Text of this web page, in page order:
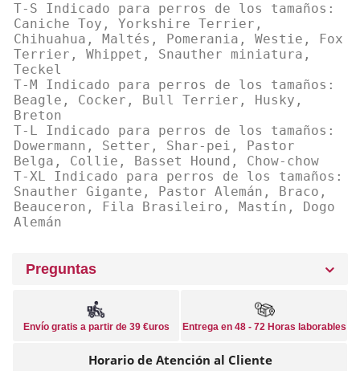
T-S Indicado para perros de los tamaños:
Caniche Toy, Yorkshire Terrier,
Chihuahua, Maltés, Pomerania, Westie, Fox
Terrier, Whippet, Snauther miniatura,
Teckel
T-M Indicado para perros de los tamaños:
Beagle, Cocker, Bull Terrier, Husky,
Breton
T-L Indicado para perros de los tamaños:
Dowermann, Setter, Shar-pei, Pastor
Belga, Collie, Basset Hound, Chow-chow
T-XL Indicado para perros de los tamaños:
Snauther Gigante, Pastor Alemán, Braco,
Beauceron, Fila Brasileiro, Mastín, Dogo
Alemán
Preguntas
Envío gratis a partir de 39 €uros Entrega en 48 - 72 Horas laborables
Horario de Atención al Cliente